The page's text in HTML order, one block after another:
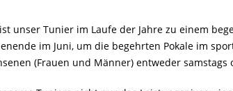
unser Tunier im Laufe der Jahre zu einem
im Juni, um die begehrten Pokale im
(Frauen und Männer) entweder